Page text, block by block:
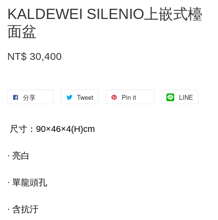
KALDEWEI SILENIO上嵌式檯
面盆
NT$ 30,400
分享 Tweet Pin it LINE
尺寸：90×46×4(H)cm
∙ 亮白
∙ 單龍頭孔
∙ 含抗汙